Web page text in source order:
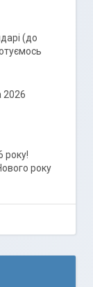
(до
2026
року!
року